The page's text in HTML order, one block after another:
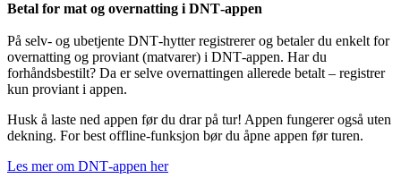
Betal for mat og overnatting i DNT‑appen
På selv- og ubetjente DNT‑hytter registrerer og betaler du enkelt for
overnatting og proviant (matvarer) i DNT‑appen. Har du
forhåndsbestilt? Da er selve overnattingen allerede betalt – registrer
kun proviant i appen.
Husk å laste ned appen før du drar på tur! Appen fungerer også uten
dekning. For best offline‑funksjon bør du åpne appen før turen.
Les mer om DNT‑appen her